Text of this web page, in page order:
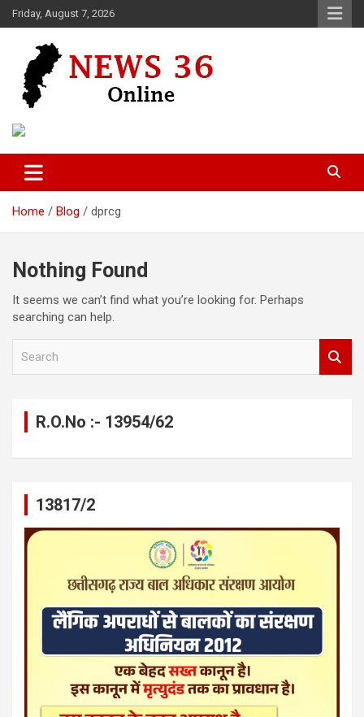
Skip
to
Friday, August 7, 2026
News 36
Home Blog dprcg
Nothing Found
It seems we can’t find what you’re looking for. Perhaps
searching can help.
R.O.No :- 13954/62
13817/2